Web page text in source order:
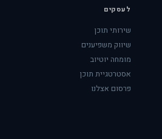
לעסקים
שירותי תוכן
שיווק משפיענים
מומחה יוטיוב
אסטרטגיית תוכן
פרסום אצלנו